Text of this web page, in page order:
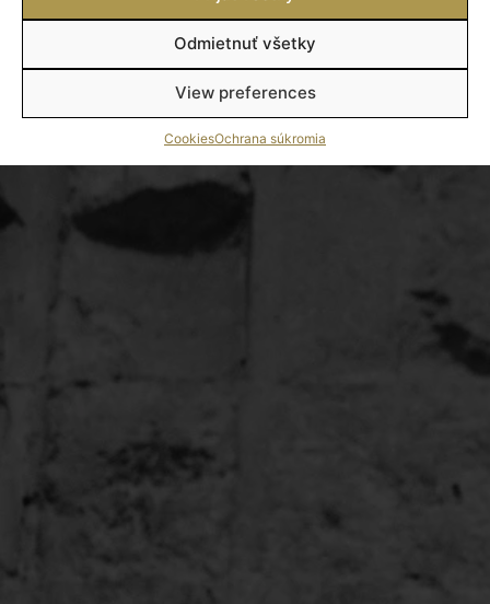
Odmietnuť všetky
View preferences
CookiesOchrana súkromia